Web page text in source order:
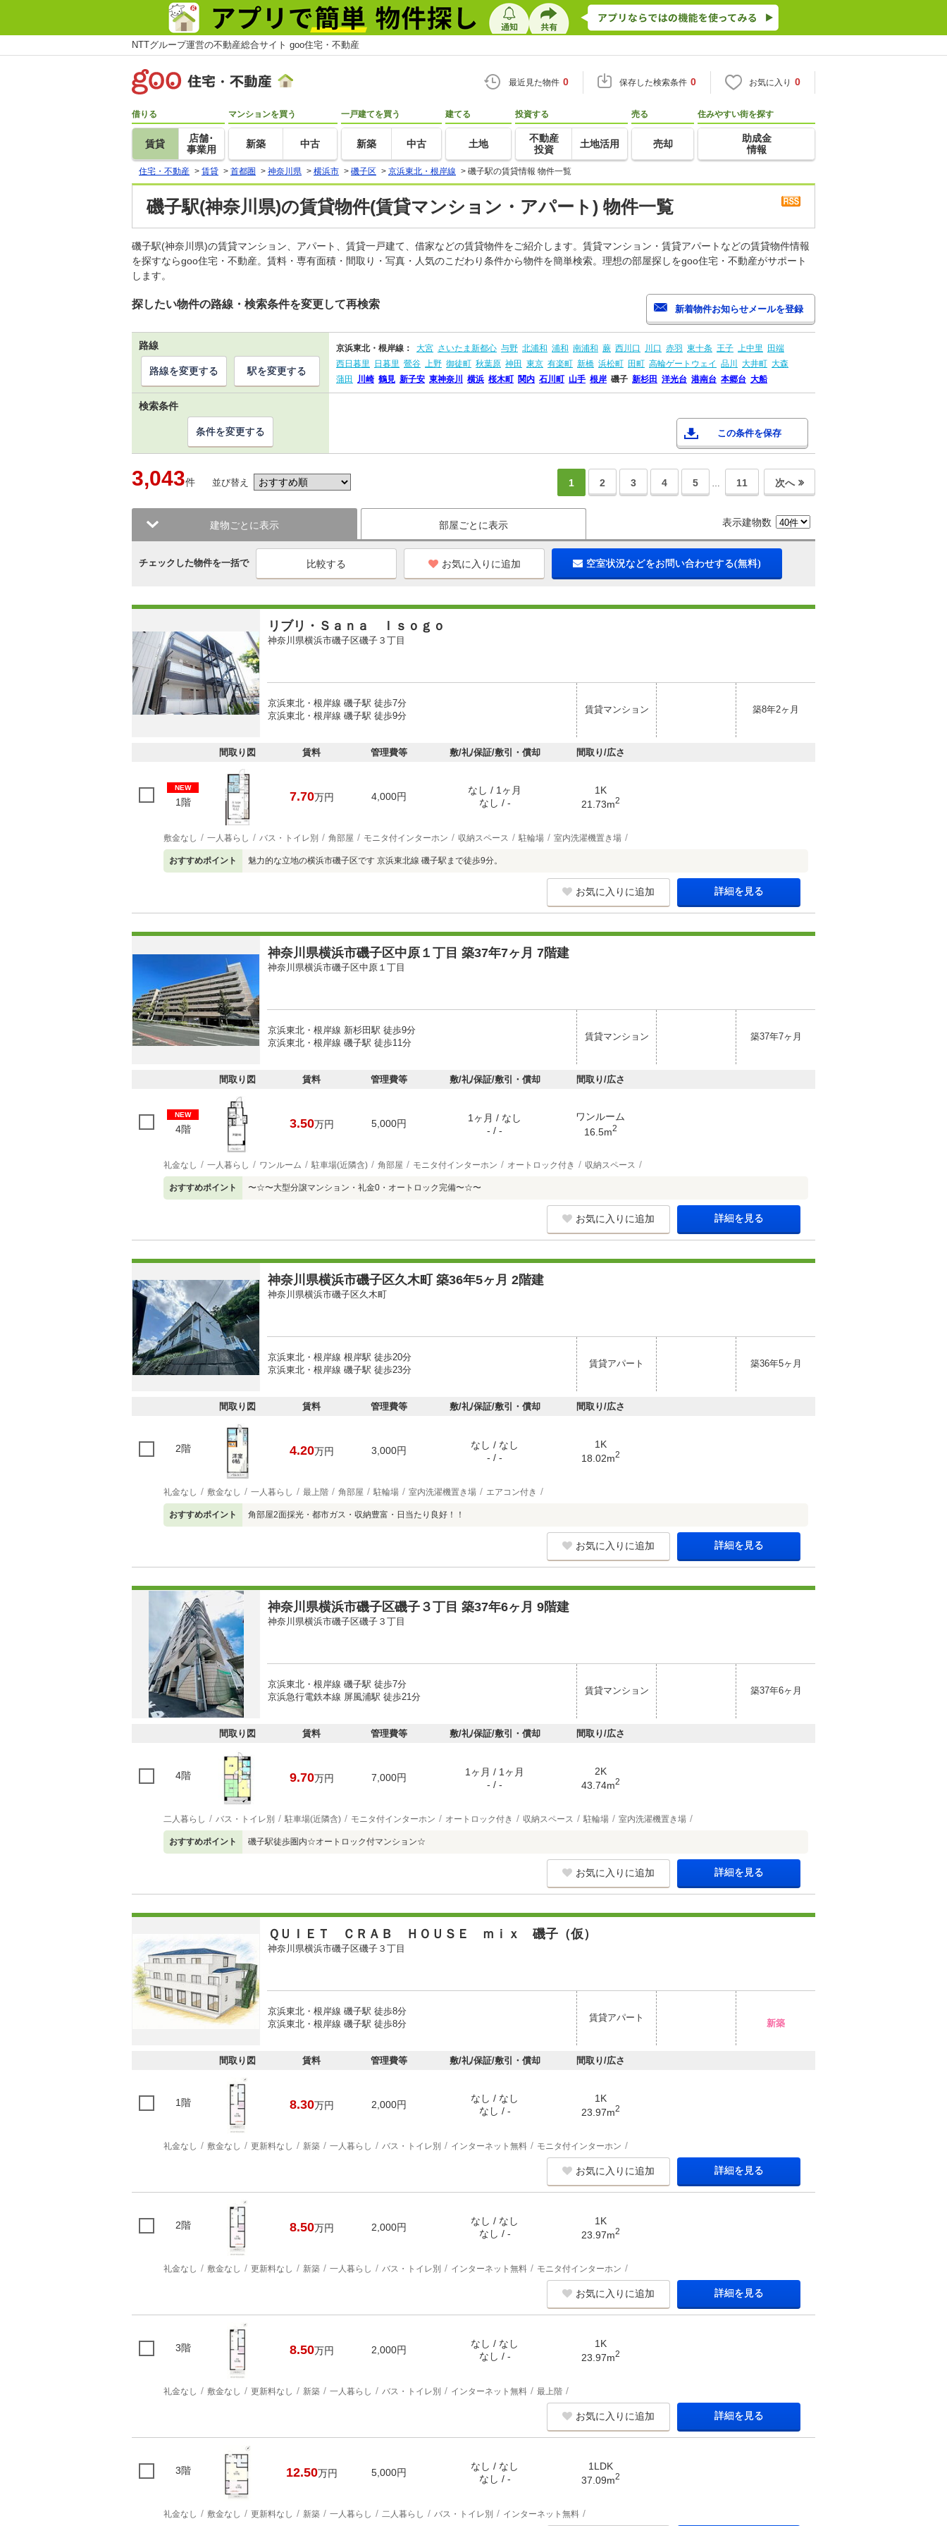
NTTグループ運営の不動産総合サイト goo住宅・不動産
最近見た物件 0 保存した検索条件 0 お気に入り 0
借りる
賃貸
店舗･
事業用
マンションを買う
新築 中古
一戸建てを買う
新築 中古
建てる
土地
投資する
不動産
投資
土地活用
売る
売却
住みやすい街を探す
助成金
情報
住宅・不動産 > 賃貸 > 首都圏 > 神奈川県 > 横浜市 > 磯子区 > 京浜東北・根岸線 > 磯子駅の賃貸情報 物件一覧
磯子駅(神奈川県)の賃貸物件(賃貸マンション・アパート) 物件一覧
磯子駅(神奈川県)の賃貸マンション、アパート、賃貸一戸建て、借家などの賃貸物件をご紹介します。賃貸マンション・賃貸アパートなどの賃貸物件情報
を探すならgoo住宅・不動産。賃料・専有面積・間取り・写真・人気のこだわり条件から物件を簡単検索。理想の部屋探しをgoo住宅・不動産がサポート
します。
探したい物件の路線・検索条件を変更して再検索
路線 京浜東北・根岸線： 大宮 さいたま新都心 与野 北浦和 浦和 南浦和 蕨 西川口 川口 赤羽 東十条 王子 上中里
田端
西日暮里
日暮里 鶯谷 上野 御徒町 秋葉原 神田 東京 有楽町 新橋 浜松町 田町 高輪ゲートウェイ 品川 大井町 大森
蒲田
川崎 鶴見 新子安 東神奈川 横浜 桜木町 関内 石川町 山手 根岸 磯子 新杉田 洋光台 港南台 本郷台 大船
路線を変更する 駅を変更する
検索条件
この条件を保存
条件を変更する
3,043件 並び替え 1 2 3 4 5 … 11 次へ
建物ごとに表示 部屋ごとに表示 表示建物数
チェックした物件を一括で お気に入りに追加 空室状況などをお問い合わせする(無料)
リブリ・Ｓａｎａ Ｉｓｏｇｏ
神奈川県横浜市磯子区磯子３丁目
京浜東北・根岸線 磯子駅 徒歩7分
京浜東北・根岸線 磯子駅 徒歩9分
賃貸マンション 築8年2ヶ月
間取り図 賃料 管理費等 敷/礼/保証/敷引・償却 間取り/広さ
NEW
1階 7.70万円 4,000円
なし / 1ヶ月
なし / -
1K
21.73m2
敷金なし 一人暮らし バス・トイレ別 角部屋 モニタ付インターホン 収納スペース 駐輪場 室内洗濯機置き場
おすすめポイント 魅力的な立地の横浜市磯子区です 京浜東北線 磯子駅まで徒歩9分。
お気に入りに追加 詳細を見る
神奈川県横浜市磯子区中原１丁目 築37年7ヶ月 7階建
神奈川県横浜市磯子区中原１丁目
京浜東北・根岸線 新杉田駅 徒歩9分
京浜東北・根岸線 磯子駅 徒歩11分
賃貸マンション 築37年7ヶ月
間取り図 賃料 管理費等 敷/礼/保証/敷引・償却 間取り/広さ
NEW
4階 3.50万円 5,000円
1ヶ月 / なし
- / -
ワンルーム
16.5m2
礼金なし 一人暮らし ワンルーム 駐車場(近隣含) 角部屋 モニタ付インターホン オートロック付き 収納スペース
おすすめポイント 〜☆〜大型分譲マンション・礼金0・オートロック完備〜☆〜
お気に入りに追加 詳細を見る
神奈川県横浜市磯子区久木町 築36年5ヶ月 2階建
神奈川県横浜市磯子区久木町
京浜東北・根岸線 根岸駅 徒歩20分
京浜東北・根岸線 磯子駅 徒歩23分
賃貸アパート 築36年5ヶ月
間取り図 賃料 管理費等 敷/礼/保証/敷引・償却 間取り/広さ
2階 4.20万円 3,000円
なし / なし
- / -
1K
18.02m2
礼金なし 敷金なし 一人暮らし 最上階 角部屋 駐輪場 室内洗濯機置き場 エアコン付き
おすすめポイント 角部屋2面採光・都市ガス・収納豊富・日当たり良好！！
お気に入りに追加 詳細を見る
神奈川県横浜市磯子区磯子３丁目 築37年6ヶ月 9階建
神奈川県横浜市磯子区磯子３丁目
京浜東北・根岸線 磯子駅 徒歩7分
京浜急行電鉄本線 屏風浦駅 徒歩21分
賃貸マンション 築37年6ヶ月
間取り図 賃料 管理費等 敷/礼/保証/敷引・償却 間取り/広さ
4階 9.70万円 7,000円
1ヶ月 / 1ヶ月
- / -
2K
43.74m2
二人暮らし バス・トイレ別 駐車場(近隣含) モニタ付インターホン オートロック付き 収納スペース 駐輪場 室内洗濯機置き場
おすすめポイント 磯子駅徒歩圏内☆オートロック付マンション☆
お気に入りに追加 詳細を見る
ＱＵＩＥＴ ＣＲＡＢ ＨＯＵＳＥ ｍｉｘ 磯子（仮）
神奈川県横浜市磯子区磯子３丁目
京浜東北・根岸線 磯子駅 徒歩8分
京浜東北・根岸線 磯子駅 徒歩8分
賃貸アパート
新築
間取り図 賃料 管理費等 敷/礼/保証/敷引・償却 間取り/広さ
1階 8.30万円 2,000円
なし / なし
なし / -
1K
23.97m2
礼金なし 敷金なし 更新料なし 新築 一人暮らし バス・トイレ別 インターネット無料 モニタ付インターホン
お気に入りに追加 詳細を見る
2階 8.50万円 2,000円
なし / なし
なし / -
1K
23.97m2
礼金なし 敷金なし 更新料なし 新築 一人暮らし バス・トイレ別 インターネット無料 モニタ付インターホン
お気に入りに追加 詳細を見る
3階 8.50万円 2,000円
なし / なし
なし / -
1K
23.97m2
礼金なし 敷金なし 更新料なし 新築 一人暮らし バス・トイレ別 インターネット無料 最上階
お気に入りに追加 詳細を見る
3階 12.50万円 5,000円
なし / なし
なし / -
1LDK
37.09m2
礼金なし 敷金なし 更新料なし 新築 一人暮らし 二人暮らし バス・トイレ別 インターネット無料